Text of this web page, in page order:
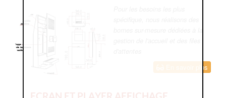
En savoir plus